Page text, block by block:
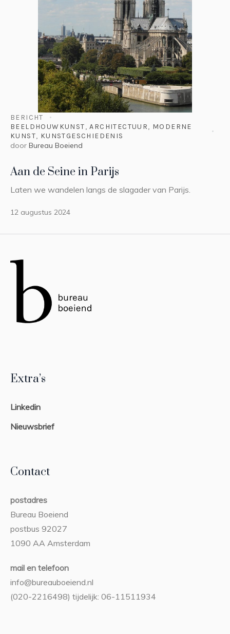
BERICHT
BEELDHOUWKUNST,ARCHITECTUUR, MODERNE
KUNST, KUNSTGESCHIEDENIS
door Bureau Boeiend
Aan de Seine in Parijs
Laten we wandelen langs de slagader van Parijs.
12 augustus 2024
Extra’s
Linkedin
Nieuwsbrief
Contact
postadres
Bureau Boeiend
postbus 92027
1090 AA Amsterdam
mail en telefoon
info@bureauboeiend.nl
(020-2216498) tijdelijk: 06-11511934